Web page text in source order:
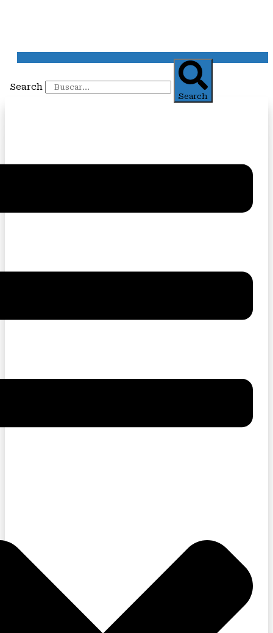
Search
Search